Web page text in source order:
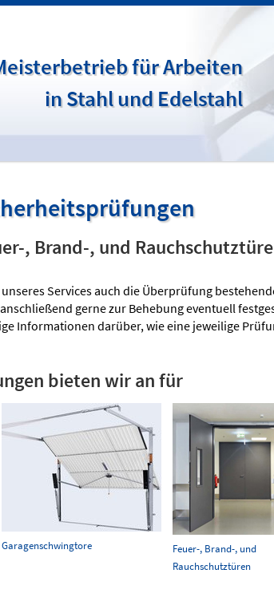
für Arbeiten
in Stahl und Edelstahl
, Brand-, und
Services auch die Überprüfung
gerne zur Behebung eventuell
Informationen darüber, wie eine jeweilige
bieten wir an für
Garagenschwingtore
Feuer-, Brand-, und
Rauchschutztüren